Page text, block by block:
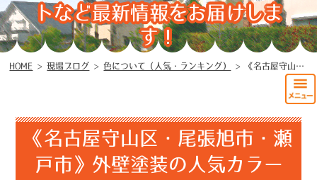
トなど最新情報をお届けしま
す！
HOME >現場ブログ >色について（人気・ランキング） > 《名古屋守山区・尾張旭市・瀬戸市》外壁塗装の人気カラー「茶色」
《名古屋守山区・尾張旭市・瀬
戸市》外壁塗装の人気カラー